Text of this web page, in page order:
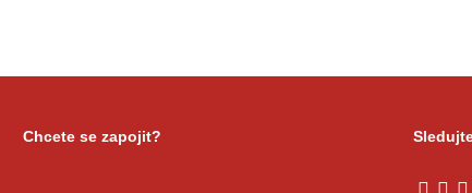
Chcete se zapojit?